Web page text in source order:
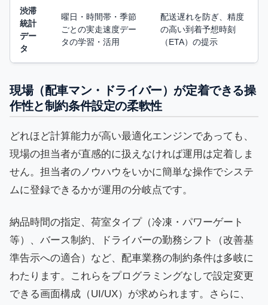
渋滞
統計
デー
タ
曜日・時間帯・季節
ごとの実走速度デー
タの学習・活用
配送遅れを防ぎ、精度
の高い到着予想時刻
（ETA）の提示
現場（配車マン・ドライバー）が定着できる操
作性と制約条件設定の柔軟性
どれほど計算能力が高い最適化エンジンであっても、
現場の担当者が直感的に扱えなければ運用は定着しま
せん。担当者のノウハウをいかに簡単な操作でシステ
ムに登録できるかが運用の分岐点です。
納品時間の指定、荷室タイプ（冷凍・パワーゲート
等）、バース制約、ドライバーの勤務シフト（改善基
準告示への適合）など、配車業務の制約条件は多岐に
わたります。これらをプログラミングなしで設定変更
できる画面構成（UI/UX）が求められます。さらに、